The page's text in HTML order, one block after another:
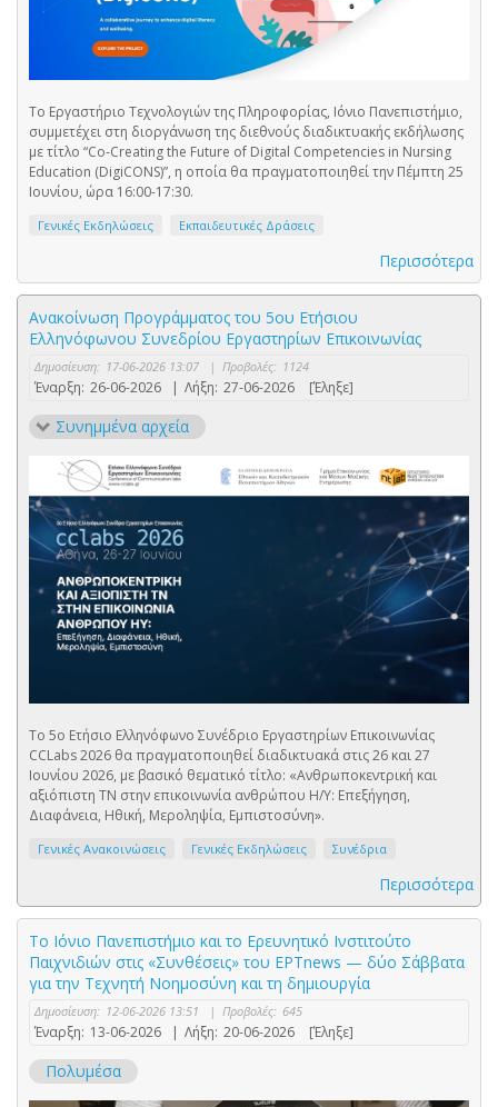
Το Εργαστήριο Τεχνολογιών της Πληροφορίας, Ιόνιο Πανεπιστήμιο,
συμμετέχει στη διοργάνωση της διεθνούς διαδικτυακής εκδήλωσης
με τίτλο “Co‑Creating the Future of Digital Competencies in Nursing
Education (DigiCONS)”, η οποία θα πραγματοποιηθεί την Πέμπτη 25
Ιουνίου, ώρα 16:00-17:30.
Γενικές Εκδηλώσεις Εκπαιδευτικές Δράσεις
Περισσότερα
Ανακοίνωση Προγράμματος του 5ου Ετήσιου
Ελληνόφωνου Συνεδρίου Εργαστηρίων Επικοινωνίας
Δημοσίευση: 17-06-2026 13:07 | Προβολές: 1124
Έναρξη: 26-06-2026 | Λήξη: 27-06-2026 [Έληξε]
Συνημμένα αρχεία
Το 5ο Ετήσιο Ελληνόφωνο Συνέδριο Εργαστηρίων Επικοινωνίας
CCLabs 2026 θα πραγματοποιηθεί διαδικτυακά στις 26 και 27
Ιουνίου 2026, με βασικό θεματικό τίτλο: «Ανθρωποκεντρική και
αξιόπιστη ΤΝ στην επικοινωνία ανθρώπου Η/Υ: Επεξήγηση,
Διαφάνεια, Ηθική, Μεροληψία, Εμπιστοσύνη».
Γενικές Ανακοινώσεις Γενικές Εκδηλώσεις Συνέδρια
Περισσότερα
Το Ιόνιο Πανεπιστήμιο και το Ερευνητικό Ινστιτούτο
Παιχνιδιών στις «Συνθέσεις» του ΕΡΤnews — δύο Σάββατα
για την Τεχνητή Νοημοσύνη και τη δημιουργία
Δημοσίευση: 12-06-2026 13:51 | Προβολές: 645
Έναρξη: 13-06-2026 | Λήξη: 20-06-2026 [Έληξε]
Πολυμέσα